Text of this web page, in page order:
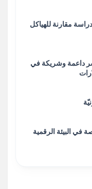
مقارنة للهياكل
داعمة وشريكة في
في البيئة الرقمية